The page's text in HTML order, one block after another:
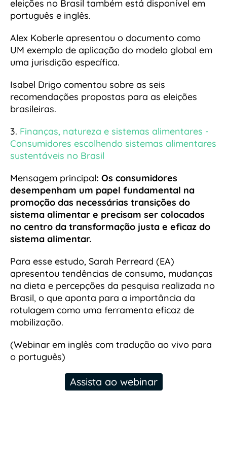
eleições no Brasil também está disponível em
português e inglês.
Alex Koberle apresentou o documento como
UM exemplo de aplicação do modelo global em
uma jurisdição específica.
Isabel Drigo comentou sobre as seis
recomendações propostas para as eleições
brasileiras.
3. Finanças, natureza e sistemas alimentares -
Consumidores escolhendo sistemas alimentares
sustentáveis no Brasil
Mensagem principal: Os consumidores
desempenham um papel fundamental na
promoção das necessárias transições do
sistema alimentar e precisam ser colocados
no centro da transformação justa e eficaz do
sistema alimentar.
Para esse estudo, Sarah Perreard (EA)
apresentou tendências de consumo, mudanças
na dieta e percepções da pesquisa realizada no
Brasil, o que aponta para a importância da
rotulagem como uma ferramenta eficaz de
mobilização.
(Webinar em inglês com tradução ao vivo para
o português)
Assista ao webinar